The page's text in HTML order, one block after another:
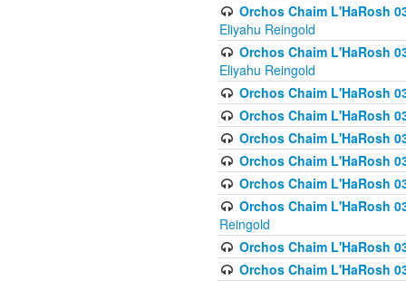
Orchos Chaim L'HaRosh
Eliyahu Reingold
Orchos Chaim L'HaRosh
Eliyahu Reingold
Orchos Chaim L'HaRosh
Orchos Chaim L'HaRosh
Orchos Chaim L'HaRosh
Orchos Chaim L'HaRosh
Orchos Chaim L'HaRosh
Orchos Chaim L'HaRosh
Reingold
Orchos Chaim L'HaRosh
Orchos Chaim L'HaRosh